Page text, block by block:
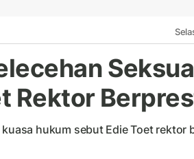
Rektor
hukum sebut Edie Toet rektor